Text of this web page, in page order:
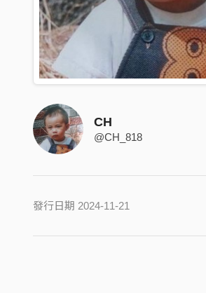
CH
@CH_818
發行日期 2024-11-21